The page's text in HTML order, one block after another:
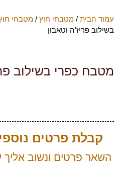
עמוד הבית / מטבחי חוץ / מטבחי
בשילוב פריז'ה וטאבון
מטבח כפרי בשילוב
קבלת פרטים
השאר פרטים ונשוב